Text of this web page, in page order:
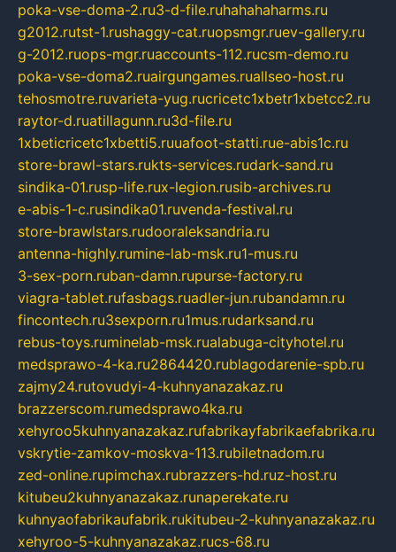
poka-vse-doma-2.ru3-d-file.ruhahahaharms.ru
g2012.rutst-1.rushaggy-cat.ruopsmgr.ruev-gallery.ru
g-2012.ruops-mgr.ruaccounts-112.rucsm-demo.ru
poka-vse-doma2.ruairgungames.ruallseo-host.ru
tehosmotre.ruvarieta-yug.rucricetc1xbetr1xbetcc2.ru
raytor-d.ruatillagunn.ru3d-file.ru
1xbeticricetc1xbetti5.ruuafoot-statti.rue-abis1c.ru
store-brawl-stars.rukts-services.rudark-sand.ru
sindika-01.rusp-life.rux-legion.rusib-archives.ru
e-abis-1-c.rusindika01.ruvenda-festival.ru
store-brawlstars.rudooraleksandria.ru
antenna-highly.rumine-lab-msk.ru1-mus.ru
3-sex-porn.ruban-damn.rupurse-factory.ru
viagra-tablet.rufasbags.ruadler-jun.rubandamn.ru
fincontech.ru3sexporn.ru1mus.rudarksand.ru
rebus-toys.ruminelab-msk.rualabuga-cityhotel.ru
medsprawo-4-ka.ru2864420.rublagodarenie-spb.ru
zajmy24.rutovudyi-4-kuhnyanazakaz.ru
brazzerscom.rumedsprawo4ka.ru
xehyroo5kuhnyanazakaz.rufabrikayfabrikaefabrika.ru
vskrytie-zamkov-moskva-113.rubiletnadom.ru
zed-online.rupimchax.rubrazzers-hd.ruz-host.ru
kitubeu2kuhnyanazakaz.runaperekate.ru
kuhnyaofabrikaufabrik.rukitubeu-2-kuhnyanazakaz.ru
xehyroo-5-kuhnyanazakaz.rucs-68.ru